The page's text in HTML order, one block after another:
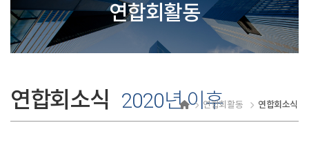
연합회활동
연합회소식 2020년 이후연합회활동 연합회소식